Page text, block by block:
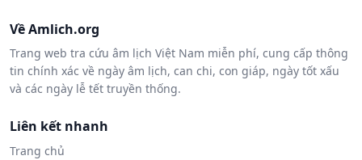
Về Amlich.org
Trang web tra cứu âm lịch Việt Nam miễn phí, cung cấp thông
tin chính xác về ngày âm lịch, can chi, con giáp, ngày tốt xấu
và các ngày lễ tết truyền thống.
Liên kết nhanh
Trang chủ